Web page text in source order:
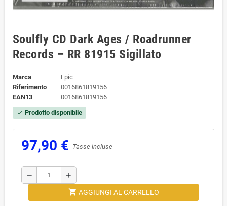
Soulfly CD Dark Ages / Roadrunner
Records – RR 81915 Sigillato
Marca
Epic
Riferimento
0016861819156
EAN13
0016861819156
check Prodotto disponibile
97,90 € Tasse incluse
remove add
shopping_cart AGGIUNGI AL CARRELLO